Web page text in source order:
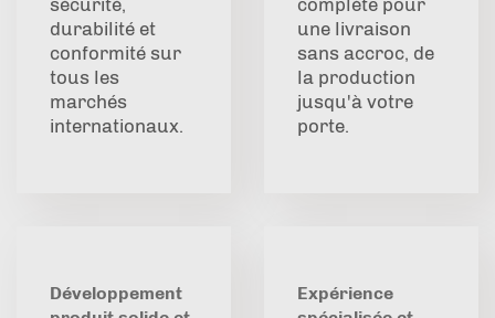
durabilité et
conformité sur
tous les
marchés
internationaux.
une livraison
sans accroc, de
la production
jusqu'à votre
porte.
Développement
Expérience